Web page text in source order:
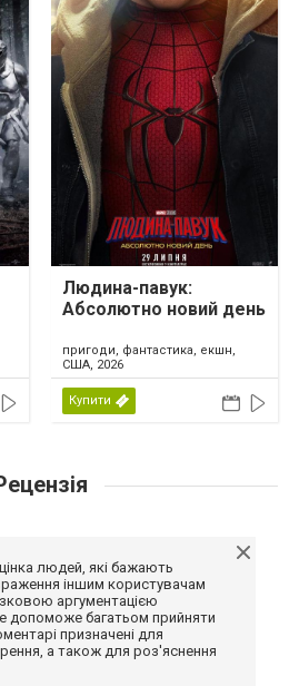
Людина-павук:
Абсолютно новий день
пригоди, фантастика, екшн,
США, 2026
Купити
людей, які бажають
іншим користувачам
аргументацією
допоможе багатьом прийняти
призначені для
а також для роз'яснення